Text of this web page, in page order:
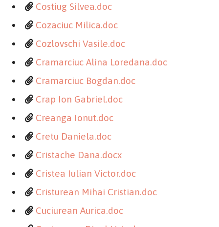
Costiug Silvea.doc
Cozaciuc Milica.doc
Cozlovschi Vasile.doc
Cramarciuc Alina Loredana.doc
Cramarciuc Bogdan.doc
Crap Ion Gabriel.doc
Creanga Ionut.doc
Cretu Daniela.doc
Cristache Dana.docx
Cristea Iulian Victor.doc
Cristurean Mihai Cristian.doc
Cuciurean Aurica.doc